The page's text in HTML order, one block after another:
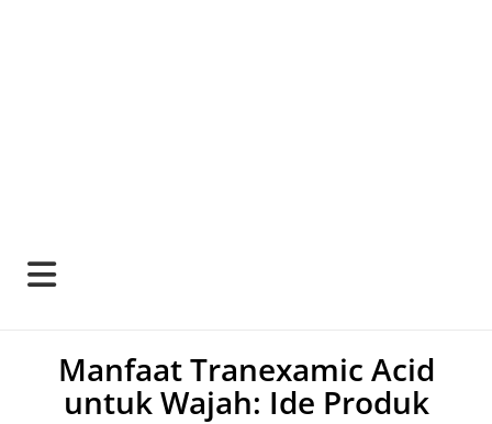
Manfaat Tranexamic Acid
untuk Wajah: Ide Produk